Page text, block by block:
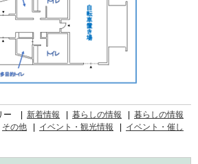
ー 新着情報 暮らしの情報
暮らしの情報
その他 イベント・観光情報 イベント・催し